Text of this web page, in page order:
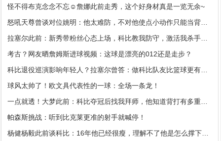
怪不得布克念念不忘☺️詹娜此前走秀，这个好身材真是一览无余~
考古？网友晒詹姆斯进球视频：这球是漂亮的012还是走步？
球风太帅了！欧文具代表性的一球：全场一条龙！
帕森斯挑战：听到比克莱更准的射手就喊停！